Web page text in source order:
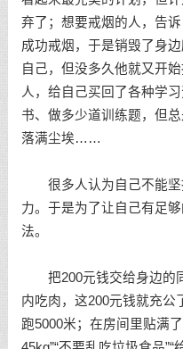
弃了；想要戒烟的人，告
成功戒烟，于是销毁了身
自己，但没多久他就又开
人，给自己买回了各种学
书、做多少道训练题，但
落满尘埃……
很多人认为自己不能坚
力。于是为了让自己有足
法。
把200元钱交给身边的同
内吃肉，这200元钱就充公
跑5000米；在房间里贴满